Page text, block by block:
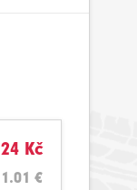
24 Kč
1.01 €